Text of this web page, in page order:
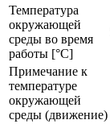
Температура
окружающей
среды во время
работы [°C]
Примечание к
температуре
окружающей
среды (движение)